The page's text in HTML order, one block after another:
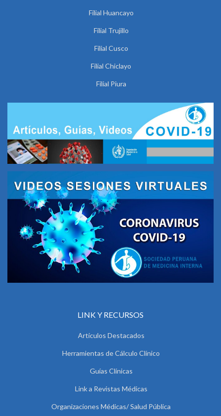
Filial Huancayo
Filial Trujillo
Filial Cusco
Filial Chiclayo
Filial Piura
LINK Y RECURSOS
Artículos Destacados
Herramientas de Cálculo Clínico
Guías Clínicas
Link a Revistas Médicas
Organizaciones Médicas/ Salud Pública